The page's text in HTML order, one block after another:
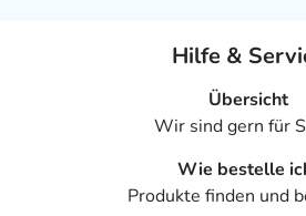
Hilfe &
Übersicht
Wir sind gern für
Wie bestelle
Produkte finden und